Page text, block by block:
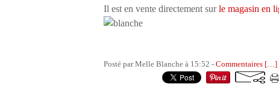
Il est en vente directement surle magasin en
Posté par Melle Blanche à 15:52 - Commentaires […]